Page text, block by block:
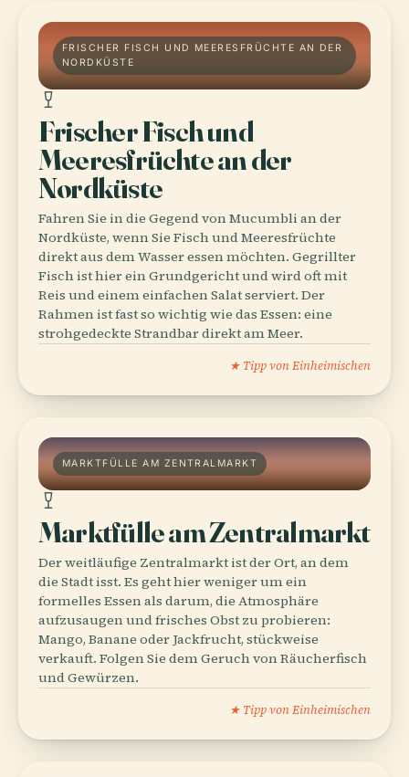
FRISCHER FISCH UND MEERESFRÜCHTE AN DER
NORDKÜSTE
Frischer Fisch und
Meeresfrüchte an der
Nordküste
Fahren Sie in die Gegend von Mucumbli an der
Nordküste, wenn Sie Fisch und Meeresfrüchte
direkt aus dem Wasser essen möchten. Gegrillter
Fisch ist hier ein Grundgericht und wird oft mit
Reis und einem einfachen Salat serviert. Der
Rahmen ist fast so wichtig wie das Essen: eine
strohgedeckte Strandbar direkt am Meer.
★ Tipp von Einheimischen
MARKTFÜLLE AM ZENTRALMARKT
Marktfülle am Zentralmarkt
Der weitläufige Zentralmarkt ist der Ort, an dem
die Stadt isst. Es geht hier weniger um ein
formelles Essen als darum, die Atmosphäre
aufzusaugen und frisches Obst zu probieren:
Mango, Banane oder Jackfrucht, stückweise
verkauft. Folgen Sie dem Geruch von Räucherfisch
und Gewürzen.
★ Tipp von Einheimischen